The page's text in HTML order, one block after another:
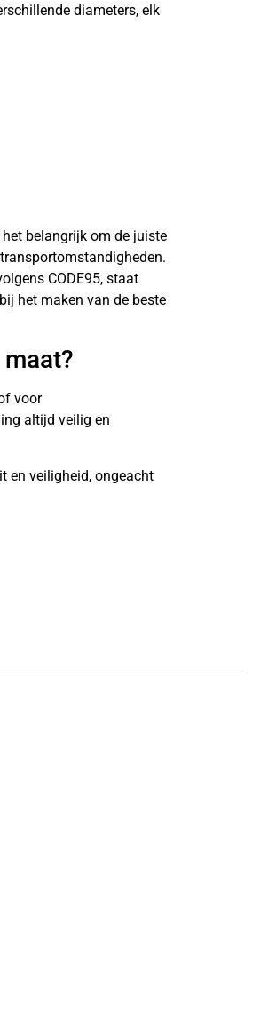
diameters, elk
belangrijk om de juiste
CODE95, staat
het maken van de beste
voor
altijd veilig en
en veiligheid, ongeacht